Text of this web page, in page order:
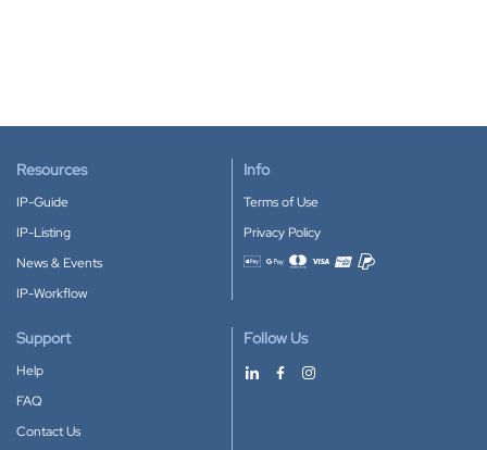
Resources
IP-Guide
IP-Listing
News & Events
IP-Workflow
Info
Terms of Use
Privacy Policy
Accepted payment methods
Support
Help
FAQ
Contact Us
Follow Us